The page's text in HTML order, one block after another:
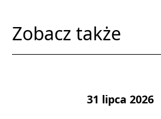
Zobacz także
31 lipca 2026